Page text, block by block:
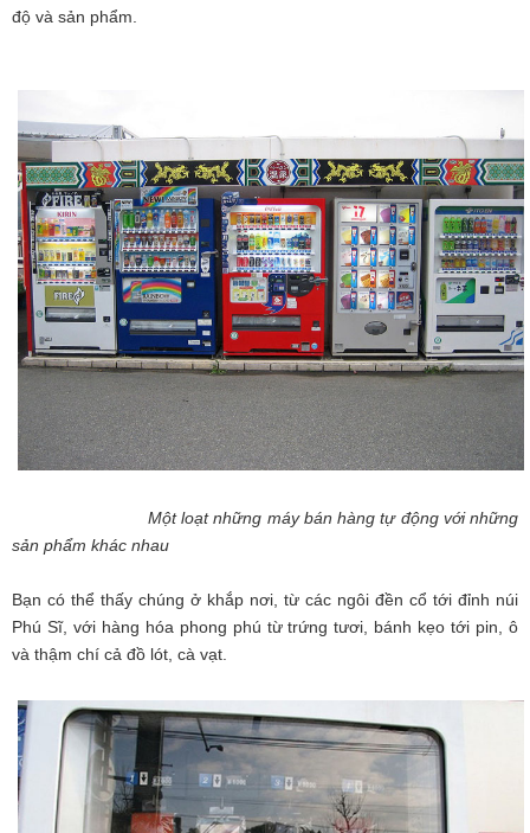
độ và sản phẩm.
Một loạt những máy bán hàng tự động với những
sản phẩm khác nhau
Bạn có thể thấy chúng ở khắp nơi, từ các ngôi đền cổ tới đỉnh núi
Phú Sĩ, với hàng hóa phong phú từ trứng tươi, bánh kẹo tới pin, ô
và thậm chí cả đồ lót, cà vạt.